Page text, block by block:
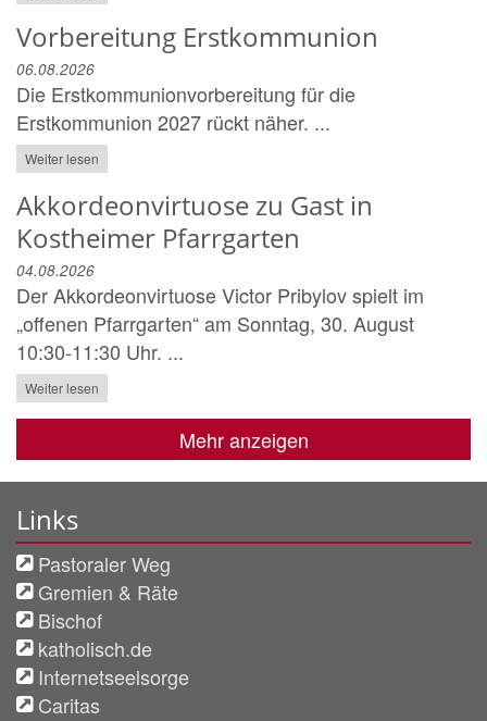
Vorbereitung Erstkommunion
06.08.2026
Die Erstkommunionvorbereitung für die
Erstkommunion 2027 rückt näher. ...
Weiter lesen
Akkordeonvirtuose zu Gast in
Kostheimer Pfarrgarten
04.08.2026
Der Akkordeonvirtuose Victor Pribylov spielt im
„offenen Pfarrgarten“ am Sonntag, 30. August
10:30-11:30 Uhr. ...
Weiter lesen
Mehr anzeigen
Links
Pastoraler Weg
Gremien & Räte
Bischof
katholisch.de
Internetseelsorge
Caritas